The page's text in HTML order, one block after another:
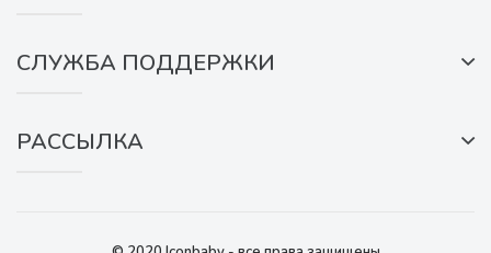
СЛУЖБА ПОДДЕРЖКИ
РАССЫЛКА